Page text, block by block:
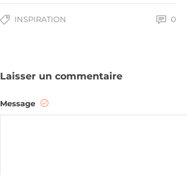
INSPIRATION 0
Laisser un commentaire
Message